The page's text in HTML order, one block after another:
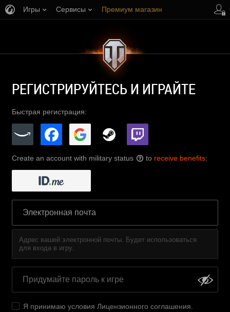
Игры Сервисы Премиум магазин
РЕГИСТРИРУЙТЕСЬ И ИГРАЙТЕ
Быстрая регистрация:
Create an account with military status ? to receive benefits:
Адрес вашей электронной почты. Будет использоваться
для входа в игру.
Я принимаю условия Лицензионного соглашения